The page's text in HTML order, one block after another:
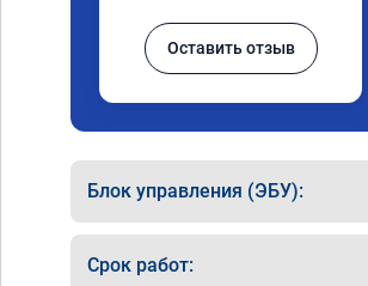
Оставить отзыв
Блок управления (ЭБУ):
Срок работ: